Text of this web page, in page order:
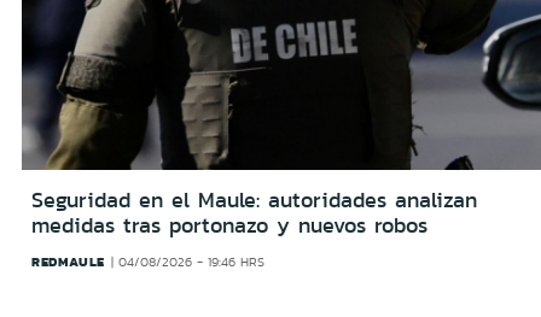
Seguridad en el Maule: autoridades analizan
medidas tras portonazo y nuevos robos
REDMAULE 04/08/2026 - 19:46 HRS